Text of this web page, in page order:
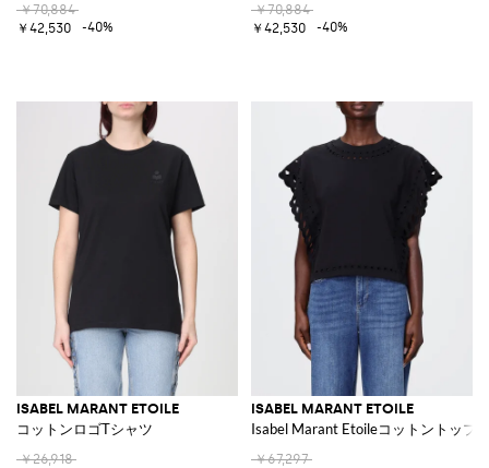
￥70,884
￥42,530
-40%
￥70,884
￥42,530
-40%
ISABEL MARANT ETOILE
コットンロゴTシャツ
￥26,918
ISABEL MARANT ETOILE
Isabel Marant Etoileコットントップ
￥67,297